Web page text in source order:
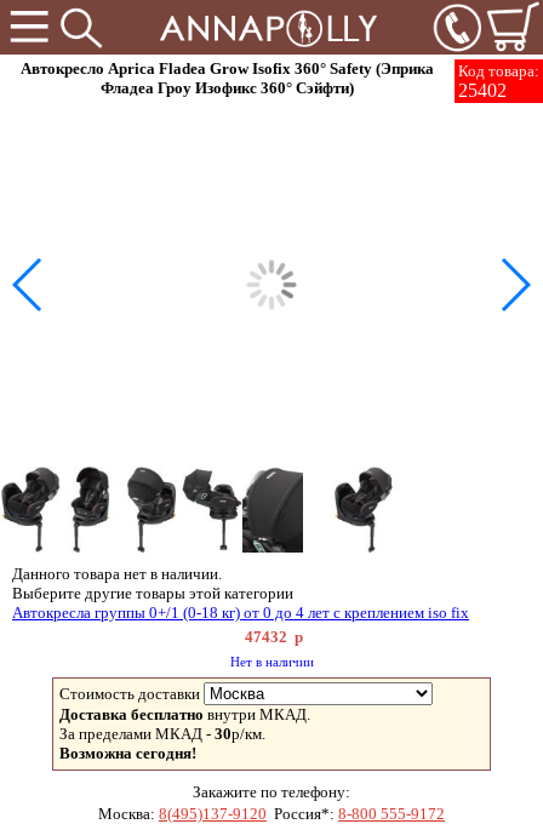
Код товара:
25402
Автокресло Aprica Fladea Grow Isofix 360° Safety (Эприка
Фладеа Гроу Изофикс 360° Сэйфти)
Данного товара нет в наличии.
Выберите другие товары этой категории
Автокресла группы 0+/1 (0-18 кг) от 0 до 4 лет с креплением iso fix
47432 р
Нет в наличии
Стоимость доставки
Доставка бесплатно внутри МКАД.
За пределами МКАД - 30р/км.
Возможна сегодня!
Закажите по телефону:
Москва: 8(495)137-9120 Россия*: 8-800 555-9172